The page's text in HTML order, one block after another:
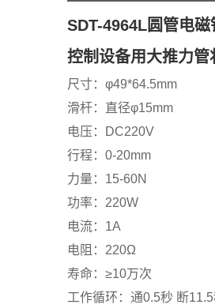
SDT-4964L圆管电
控制设备用大推力管
尺寸：φ49*64.5mm
滑杆：直径φ15mm
电压：DC220V
行程：0-20mm
力量：15-60N
功率：220W
电流：1A
电阻：220Ω
寿命：≥10万次
工作循环：通0.5秒 断